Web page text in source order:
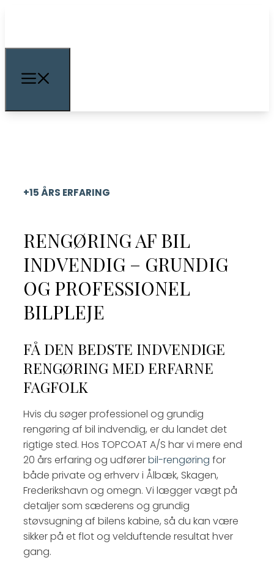
+15 ÅRS ERFARING
RENGØRING AF BIL
INDVENDIG – GRUNDIG
OG PROFESSIONEL
BILPLEJE
FÅ DEN BEDSTE INDVENDIGE
RENGØRING MED ERFARNE
FAGFOLK
Hvis du søger professionel og grundig
rengøring af bil indvendig, er du landet det
rigtige sted. Hos TOPCOAT A/S har vi mere end
20 års erfaring og udførerbil-rengøring for
både private og erhverv i Ålbæk, Skagen,
Frederikshavn og omegn. Vi lægger vægt på
detaljer som sæderens og grundig
støvsugning af bilens kabine, så du kan være
sikker på et flot og velduftende resultat hver
gang.